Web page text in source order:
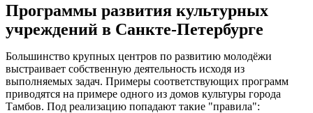
Программы развития культурных
учреждений в Санкте-Петербурге
Большинство крупных центров по развитию молодёжи
выстраивает собственную деятельность исходя из
выполняемых задач. Примеры соответствующих программ
приводятся на примере одного из домов культуры города
Тамбов. Под реализацию попадают такие "правила":